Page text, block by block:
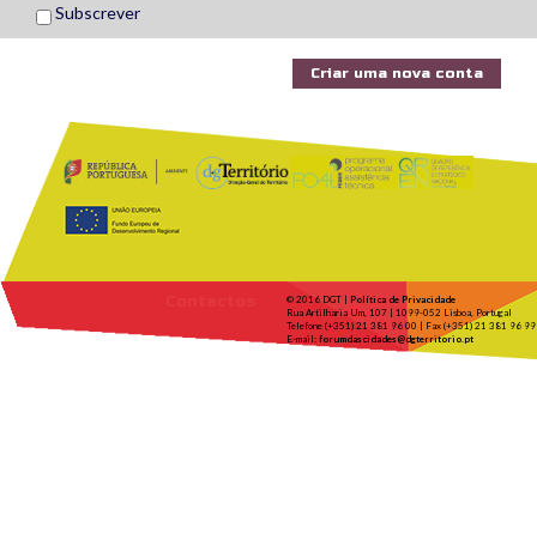
Subscrever
© 2016 DGT | Política de Privacidade
Rua Artilharia Um, 107 | 1099-052 Lisboa, Portugal
Telefone (+351) 21 381 96 00 | Fax (+351) 21 381 96 99
E-mail: forumdascidades@dgterritorio.pt